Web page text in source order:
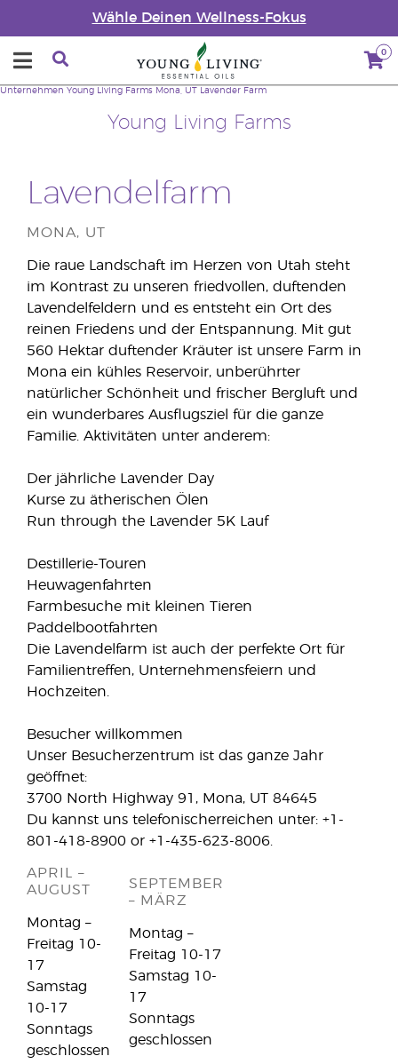
Wähle Deinen Wellness-Fokus
0
Young Living Farms
Unternehmen Young Living Farms Mona, UT Lavender Farm
Lavendelfarm
MONA, UT
Die raue Landschaft im Herzen von Utah steht
im Kontrast zu unseren friedvollen, duftenden
Lavendelfeldern und es entsteht ein Ort des
reinen Friedens und der Entspannung. Mit gut
560 Hektar duftender Kräuter ist unsere Farm in
Mona ein kühles Reservoir, unberührter
natürlicher Schönheit und frischer Bergluft und
ein wunderbares Ausflugsziel für die ganze
Familie. Aktivitäten unter anderem:
Der jährliche Lavender Day
Kurse zu ätherischen Ölen
Run through the Lavender 5K Lauf
Destillerie-Touren
Heuwagenfahrten
Farmbesuche mit kleinen Tieren
Paddelbootfahrten
Die Lavendelfarm ist auch der perfekte Ort für
Familientreffen, Unternehmensfeiern und
Hochzeiten.
Besucher willkommen
Unser Besucherzentrum ist das ganze Jahr
geöffnet:
3700 North Highway 91, Mona, UT 84645
Du kannst uns telefonischerreichen unter: +1-
801-418-8900 or +1-435-623-8006.
APRIL –
AUGUST
Montag –
Freitag 10-
17
Samstag
10-17
Sonntags
geschlossen
SEPTEMBER
– MÄRZ
Montag –
Freitag 10-17
Samstag 10-
17
Sonntags
geschlossen